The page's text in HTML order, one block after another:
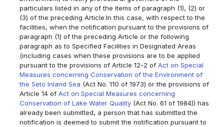
particulars listed in any of the items of paragraph (1), (2) or
(3) of the preceding Article.In this case, with respect to the
facilities, when the notification pursuant to the provisions of
paragraph (1) of the preceding Article or the following
paragraph as to Specified Facilities in Designated Areas
(including cases when these provisions are to be applied
pursuant to the provisions of Article 12-2 ofAct on Special
Measures concerning Conservation of the Environment of
the Seto Inland Sea (Act No. 110 of 1973) or the provisions of
Article 14 ofAct on Special Measures concerning
Conservation of Lake Water Quality (Act No. 61 of 1984)) has
already been submitted, a person that has submitted the
notification is deemed to submit the notification pursuant to